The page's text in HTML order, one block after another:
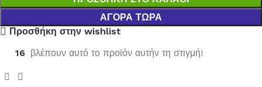
ΑΓΟΡΆ ΤΏΡΑ
Προσθήκη στην wishlist
16 βλέπουν αυτό το προϊόν αυτήν τη στιγμή!